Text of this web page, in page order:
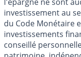
Les articles et
l'épargne ne sont
investissement au
du Code Monétaire
investissements